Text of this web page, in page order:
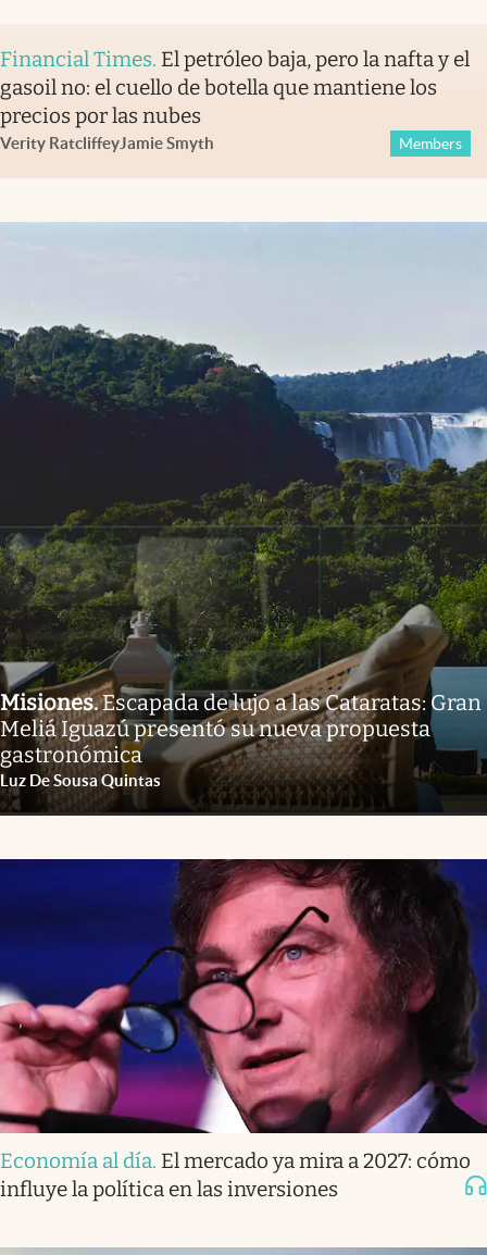
Financial Times. El petróleo baja, pero la nafta y el
gasoil no: el cuello de botella que mantiene los
precios por las nubes
Verity RatcliffeyJamie Smyth Members
Misiones.Escapada de lujo a las Cataratas: Gran
Meliá Iguazú presentó su nueva propuesta
gastronómica
Luz De Sousa Quintas
Economía al día. El mercado ya mira a 2027: cómo
influye la política en las inversiones